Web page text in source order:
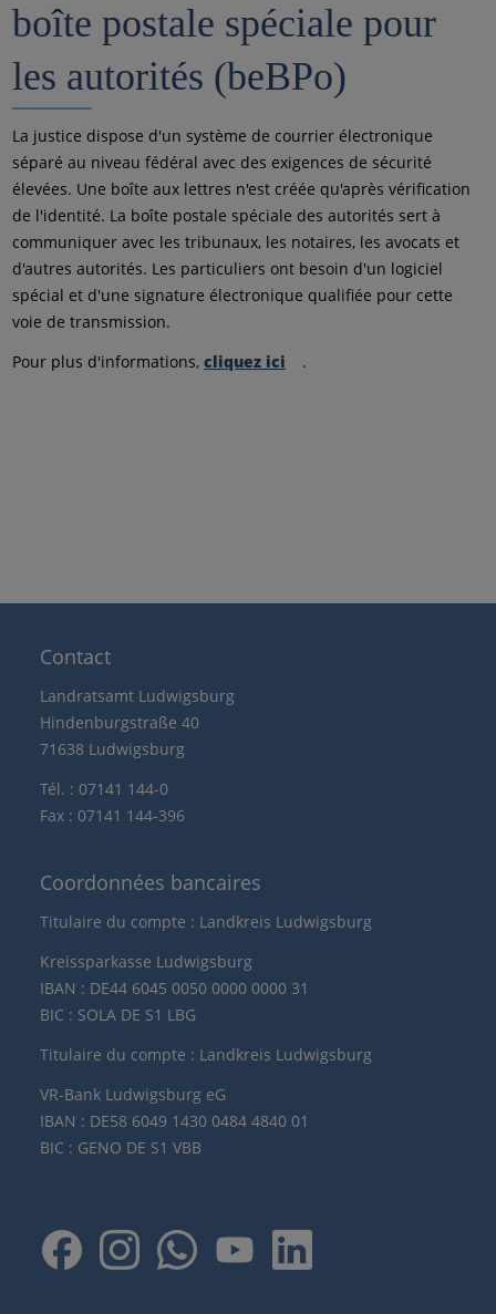
boîte postale spéciale pour
les autorités (beBPo)
La justice dispose d'un système de courrier électronique
séparé au niveau fédéral avec des exigences de sécurité
élevées. Une boîte aux lettres n'est créée qu'après vérification
de l'identité. La boîte postale spéciale des autorités sert à
communiquer avec les tribunaux, les notaires, les avocats et
d'autres autorités. Les particuliers ont besoin d'un logiciel
spécial et d'une signature électronique qualifiée pour cette
voie de transmission.
Pour plus d'informations,cliquez ici .
Contact
Landratsamt Ludwigsburg
Hindenburgstraße 40
71638 Ludwigsburg
Tél. : 07141 144-0
Fax : 07141 144-396
Coordonnées bancaires
Titulaire du compte : Landkreis Ludwigsburg
Kreissparkasse Ludwigsburg
IBAN : DE44 6045 0050 0000 0000 31
BIC : SOLA DE S1 LBG
Titulaire du compte : Landkreis Ludwigsburg
VR-Bank Ludwigsburg eG
IBAN : DE58 6049 1430 0484 4840 01
BIC : GENO DE S1 VBB